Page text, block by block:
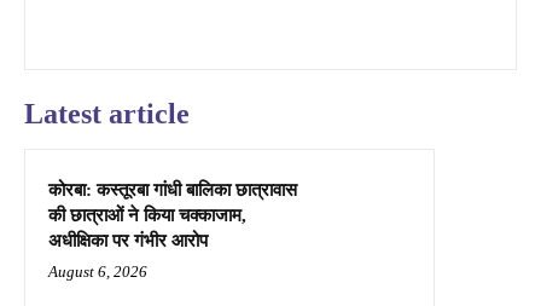
Latest article
कोरबा: कस्तूरबा गांधी बालिका छात्रावास
की छात्राओं ने किया चक्काजाम,
अधीक्षिका पर गंभीर आरोप
August 6, 2026